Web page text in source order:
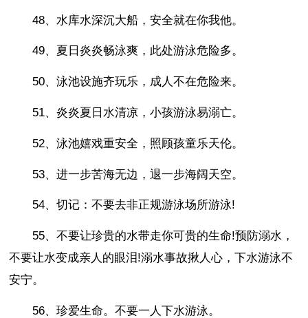
48、水库水深沉大船，安全就在你我他。
49、夏日炎炎畅泳爽，此处游泳危险多。
50、泳池设施齐玩乐，成人不在危险来。
51、炎炎夏日水清凉，小孩游泳易溺亡。
52、泳池嬉戏重安全，照顾孩童乐天伦。
53、进一步苦海无边，退一步海阔天空。
54、切记：不要去非正规游泳场所游泳!
55、不要让珍贵的水带走你可贵的生命!预防溺水，
不要让水变成亲人的眼泪!溺水事故揪人心，下水游泳不
安宁。
56、珍爱生命。不要一人下水游泳。